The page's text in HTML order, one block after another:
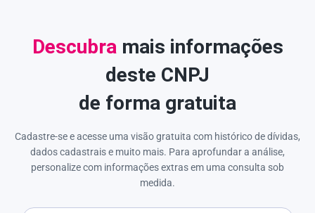
Descubra mais informações
deste CNPJ
de forma gratuita
Cadastre-se e acesse uma visão gratuita com histórico de dívidas,
dados cadastrais e muito mais. Para aprofundar a análise,
personalize com informações extras em uma consulta sob
medida.